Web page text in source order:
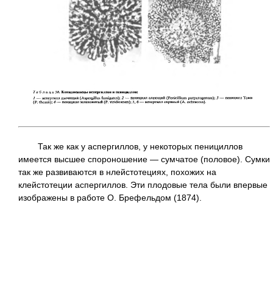
Так же как у аспергиллов, у некоторых пенициллов
имеется высшее спороношение — сумчатое (половое). Сумки
так же развиваются в нлейстотециях, похожих на
клейстотеции аспергиллов. Эти плодовые тела были впервые
изображены в работе О. Брефельдом (1874).